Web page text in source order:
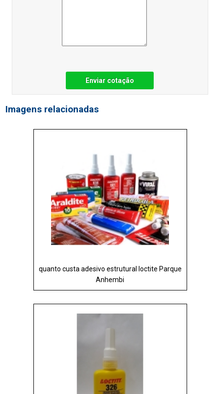
Enviar cotação
Imagens relacionadas
quanto custa adesivo estrutural loctite Parque
Anhembi